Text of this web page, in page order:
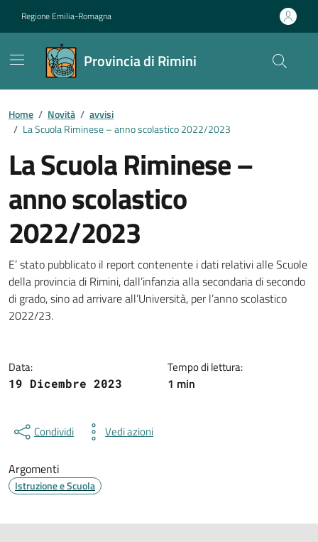
Regione Emilia-Romagna
Provincia di Rimini
Contenuti in evidenza
Home / Novità / avvisi
/ La Scuola Riminese – anno scolastico 2022/2023
La Scuola Riminese –
anno scolastico
2022/2023
Dettagli della notizia
E’ stato pubblicato il report contenente i dati relativi alle Scuole
della provincia di Rimini, dall’infanzia alla secondaria di secondo
di grado, sino ad arrivare all’Università, per l’anno scolastico
2022/23.
Data:
19 Dicembre 2023
Tempo di lettura:
1 min
Condividi Vedi azioni
Argomenti
Istruzione e Scuola